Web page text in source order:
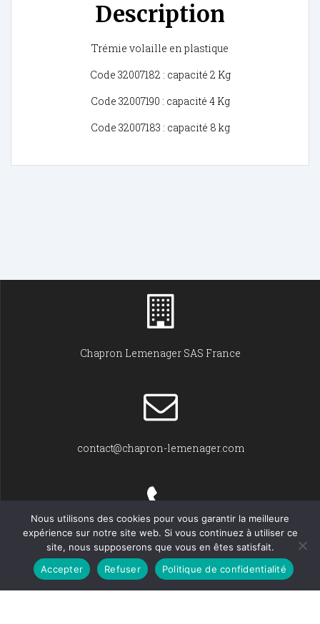
Description
Trémie volaille en plastique
Code 32007182 : capacité 2 Kg
Code 32007190 : capacité 4 Kg
Code 32007183 : capacité 8 kg
Chapron Lemenager SAS France
contact@chapron-lemenager.com
+33 (0)2 31 22 02 55
Nous utilisons des cookies pour vous garantir la meilleure
expérience sur notre site web. Si vous continuez à utiliser ce
site, nous supposerons que vous en êtes satisfait.
Accepter
Refuser Politique de confidentialité